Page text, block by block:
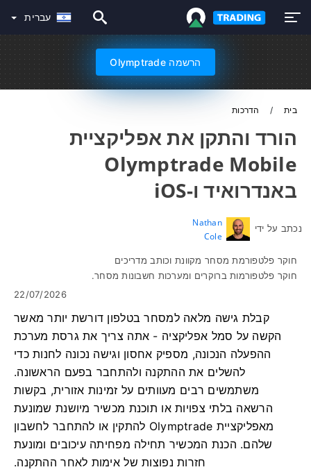
עברית
הרשמה Olymptrade
בית הדרכות
הורד והתקן את אפליקציית
Olymptrade Mobile
באנדרואיד ו-iOS
נכתב על ידי
Nathan
Cole
חוקר פלטפורמת מסחר מקוונת וכותב מדריכים
חוקר פלטפורמות ברוקרים ומערכות חשבונות מסחר.
22/07/2026
קבלת גישה מלאה למסחר בטלפון דורשת יותר מאשר
הקשה על סמל אפליקציה - אתה צריך את גרסת מערכת
ההפעלה הנכונה, מספיק אחסון וגישה נכונה לחנות כדי
להשלים את ההתקנה ולהתחבר בפעם הראשונה.
משתמשים רבים מעוותים על זמינות אזורית, בקשות
הרשאה בלתי צפויות או תוכנת מכשיר מיושנת שמונעת
מאפליקציית Olymptrade להתקין או להתחבר לחשבון
שלהם. הכנת המכשיר תחילה מפחיתה עיכובים ומונעת
חזרות נפוצות של אימות לאחר ההתקנה.